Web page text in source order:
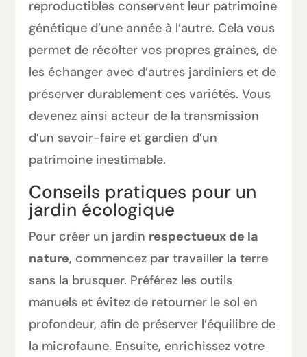
reproductibles conservent leur patrimoine
génétique d’une année à l’autre. Cela vous
permet de récolter vos propres graines, de
les échanger avec d’autres jardiniers et de
préserver durablement ces variétés. Vous
devenez ainsi acteur de la transmission
d’un savoir-faire et gardien d’un
patrimoine inestimable.
Conseils pratiques pour un
jardin écologique
Pour créer un jardin respectueux de la
nature, commencez par travailler la terre
sans la brusquer. Préférez les outils
manuels et évitez de retourner le sol en
profondeur, afin de préserver l’équilibre de
la microfaune. Ensuite, enrichissez votre